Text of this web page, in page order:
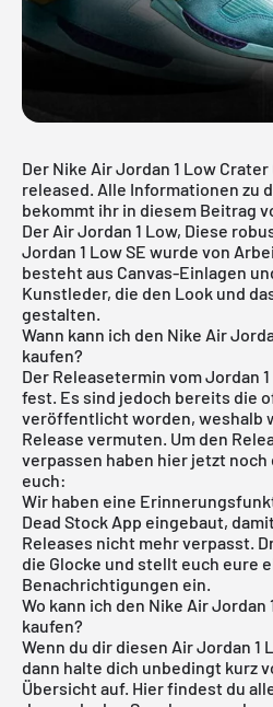
Der Nike Air Jordan 1 Low
released. Alle Informationen zu
bekommt ihr in diesem Beitrag
Der Air Jordan 1 Low, Diese
Jordan 1 Low SE wurde von
besteht aus Canvas-Einlagen
Kunstleder, die den Look und
gestalten.
Wann kann ich den Nike Air
kaufen?
Der Releasetermin vom Jordan
fest. Es sind jedoch bereits die
veröffentlicht worden, weshalb
Release vermuten. Um den
verpassen haben hier jetzt
euch:
Wir haben eine
Dead Stock App eingebaut,
Releases nicht mehr verpasst.
die Glocke und stellt euch eure
Benachrichtigungen ein.
Wo kann ich den Nike Air Jordan
kaufen?
Wenn du dir diesen Air Jordan 1
dann halte dich unbedingt kurz
Übersicht auf. Hier findest du